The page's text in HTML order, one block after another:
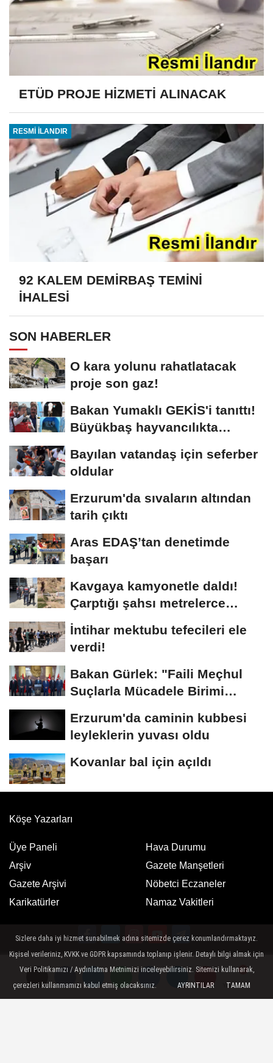
Yorumlar
Yorumlar
ETÜD PROJE HİZMETİ ALINACAK
RESMİ İLANDIR
92 KALEM DEMİRBAŞ TEMİNİ
İHALESİ
SON HABERLER
O kara yolunu rahatlatacak
proje son gaz!
Bakan Yumaklı GEKİS'i tanıttı!
Büyükbaş hayvancılıkta
Bayılan vatandaş için seferber
oldular
Erzurum'da sıvaların altından
tarih çıktı
Aras EDAŞ’tan denetimde
başarı
Kavgaya kamyonetle daldı!
Çarptığı şahsı metrelerce
sürükledi
İntihar mektubu tefecileri ele
verdi!
Bakan Gürlek: "Faili Meçhul
Suçlarla Mücadele Birimi
Erzurum'da caminin kubbesi
leyleklerin yuvası oldu
Kovanlar bal için açıldı
Köşe Yazarları
Üye Paneli
Arşiv
Gazete Arşivi
Karikatürler
Hava Durumu
Gazete Manşetleri
Nöbetci Eczaneler
Namaz Vakitleri
Google Play
ücretsiz indirin
App Store
ücretsiz indirin
Sizlere daha iyi hizmet sunabilmek adına sitemizde çerez konumlandırmaktayız.
Kişisel verileriniz, KVKK ve GDPR kapsamında toplanıp işlenir. Detaylı bilgi almak için
Veri Politikamızı / Aydınlatma Metnimizi inceleyebilirsiniz. Sitemizi kullanarak,
çerezleri kullanmamızı kabul etmiş olacaksınız.
AYRINTILAR TAMAM